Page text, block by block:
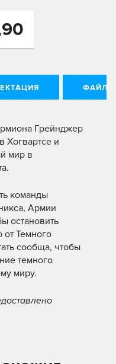
ФАЙЛЫ
Грейнджер
Хогвартсе и
мир в
команды
Армии
остановить
Темного
сообща, чтобы
темного
миру.